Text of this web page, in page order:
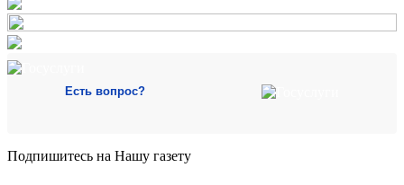
Есть вопрос?
Подпишитесь на Нашу газету